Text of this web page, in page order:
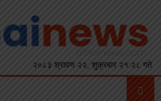
२०८३ श्रावण २२, शुक्रबार २१:२८ गते